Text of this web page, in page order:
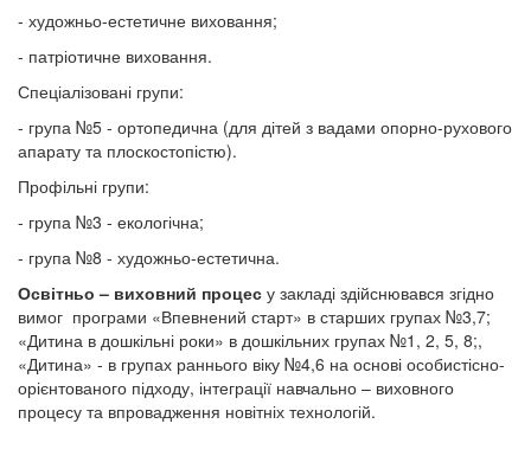
- художньо-естетичне виховання;
- патріотичне виховання.
Спеціалізовані групи:
- група №5 - ортопедична (для дітей з вадами опорно-рухового
апарату та плоскостопістю).
Профільні групи:
- група №3 - екологічна;
- група №8 - художньо-естетична.
Освітньо – виховний процес у закладі здійснювався згідно
вимог програми «Впевнений старт» в старших групах №3,7;
«Дитина в дошкільні роки» в дошкільних групах №1, 2, 5, 8;,
«Дитина» - в групах раннього віку №4,6 на основі особистісно-
орієнтованого підходу, інтеграції навчально – виховного
процесу та впровадження новітніх технологій.